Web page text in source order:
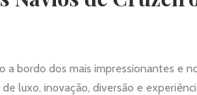
a bordo dos mais impressionantes e
luxo, inovação, diversão e